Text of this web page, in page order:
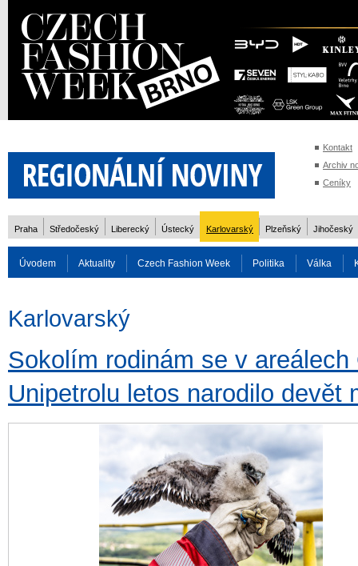
Kontakt
Archiv
Ceníky
Praha Středočeský Liberecký Ústecký Karlovarský Plzeňský Jihočeský
Úvodem Aktuality Czech Fashion Week Politika Válka
Karlovarský
Sokolím rodinám se v areálech
Unipetrolu letos narodilo devět